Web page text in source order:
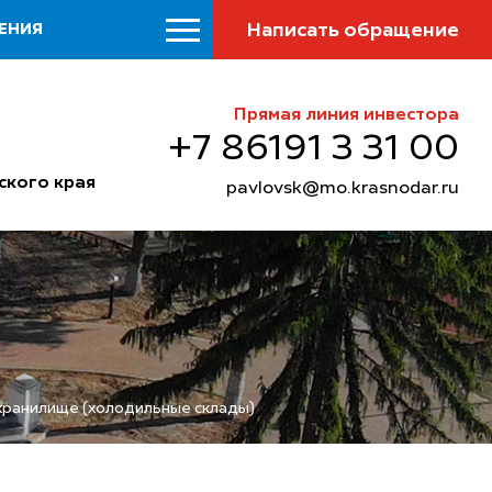
Написать обращение
края
Прямая линия инвестора
+7 86191 3 31 00
pavlovsk@mo.krasnodar.ru
(холодильные склады)